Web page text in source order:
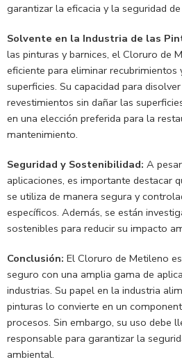
garantizar la eficacia y la seguridad
Solvente en la Industria de las
las pinturas y barnices, el Cloruro de
eficiente para eliminar recubrimientos
superficies. Su capacidad para
revestimientos sin dañar las
en una elección preferida para la
mantenimiento.
Seguridad y Sostenibilidad: A
aplicaciones, es importante destacar
se utiliza de manera segura y
específicos. Además, se están
sostenibles para reducir su impacto
Conclusión: El Cloruro de Metileno
seguro con una amplia gama de
industrias. Su papel en la industria
pinturas lo convierte en un
procesos. Sin embargo, su uso debe
responsable para garantizar la
ambiental.